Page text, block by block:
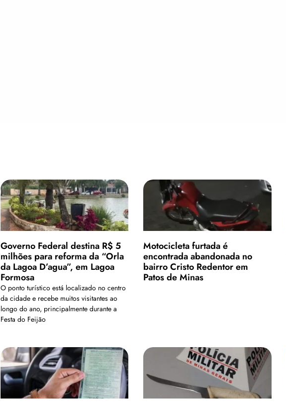
Governo Federal destina R$ 5
milhões para reforma da “Orla
da Lagoa D’agua”, em Lagoa
Formosa
O ponto turístico está localizado no centro
da cidade e recebe muitos visitantes ao
longo do ano, principalmente durante a
Festa do Feijão
Motocicleta furtada é
encontrada abandonada no
bairro Cristo Redentor em
Patos de Minas